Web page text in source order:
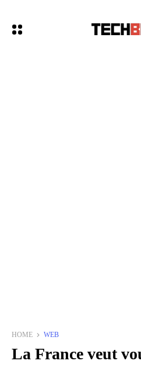
HOME WEB
La France veut